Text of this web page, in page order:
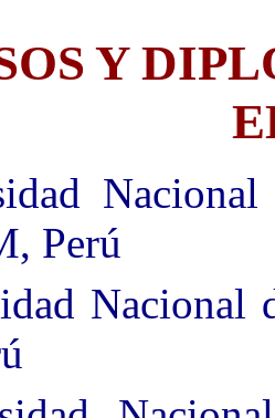
Y
Perú
Nacional